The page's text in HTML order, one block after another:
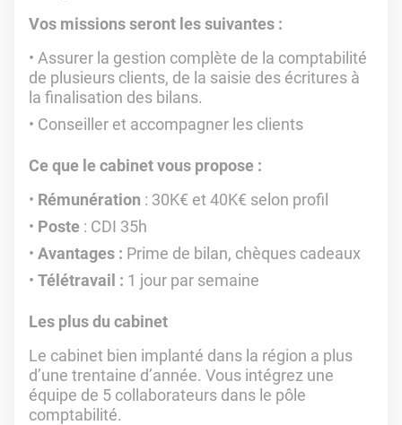
Vos missions seront les suivantes :
Assurer la gestion complète de la comptabilité
de plusieurs clients, de la saisie des écritures à
la finalisation des bilans.
Conseiller et accompagner les clients
Ce que le cabinet vous propose :
Rémunération : 30K€ et 40K€ selon profil
Poste : CDI 35h
Avantages : Prime de bilan, chèques cadeaux
Télétravail : 1 jour par semaine
Les plus du cabinet
Le cabinet bien implanté dans la région a plus
d’une trentaine d’année. Vous intégrez une
équipe de 5 collaborateurs dans le pôle
comptabilité.